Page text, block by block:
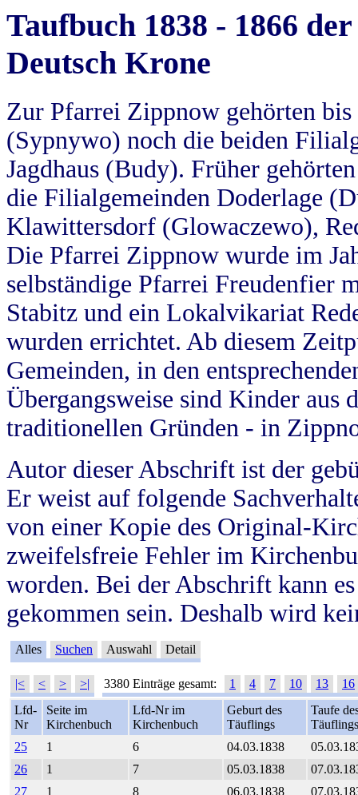
Taufbuch 1838 - 1866
Deutsch Krone
Zur Pfarrei Zippnow gehörten
(Sypnywo) noch die beiden
Jagdhaus (Budy). Früher
die Filialgemeinden Doderlage
Klawittersdorf (Glowaczewo),
Die Pfarrei Zippnow wurde im
selbständige Pfarrei Freudenfier
Stabitz und ein Lokalvikariat
wurden errichtet. Ab diesem
Gemeinden, in den
Übergangsweise sind Kinder aus
traditionellen Gründen - in
Autor dieser Abschrift ist der
Er weist auf folgende
von einer Kopie des Original-
zweifelsfreie Fehler im
worden. Bei der Abschrift kann
gekommen sein. Deshalb wird
Alles Suchen Auswahl Detail
|< < > >| 3380 Einträge gesamt: 1 4 7 10 13
16
Lfd-
Nr
Seite im
Kirchenbuch
Lfd-Nr im
Kirchenbuch
Geburt des
Täuflings
Taufe
Täuflings
25
1 6 04.03.1838
26
1 7 05.03.1838
27
1 8 06.03.1838